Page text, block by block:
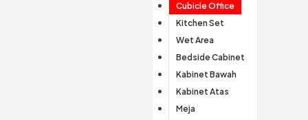
Cubicle Office
Kitchen Set
Wet Area
Bedside Cabinet
Kabinet Bawah
Kabinet Atas
Meja